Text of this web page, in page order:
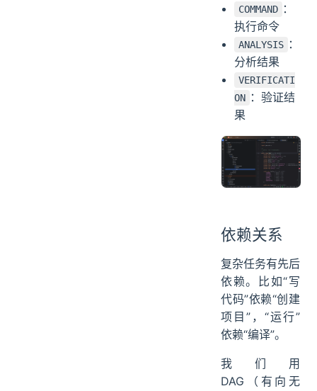
COMMAND ：
执行命令
ANALYSIS ：
分析结果
VERIFICATI
ON ：验证结
果
依赖关系
复杂任务有先后
依赖。比如“写
代码”依赖“创建
项目”，“运行”
依赖“编译”。
我们用
DAG（有向无